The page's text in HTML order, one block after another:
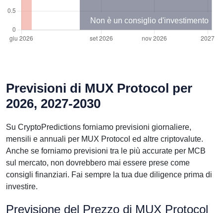
Non è un consiglio d'investimento
Previsioni di MUX Protocol per
2026, 2027-2030
Su CryptoPredictions forniamo previsioni giornaliere,
mensili e annuali per MUX Protocol ed altre criptovalute.
Anche se forniamo previsioni tra le più accurate per MCB
sul mercato, non dovrebbero mai essere prese come
consigli finanziari. Fai sempre la tua due diligence prima di
investire.
Previsione del Prezzo di MUX Protocol